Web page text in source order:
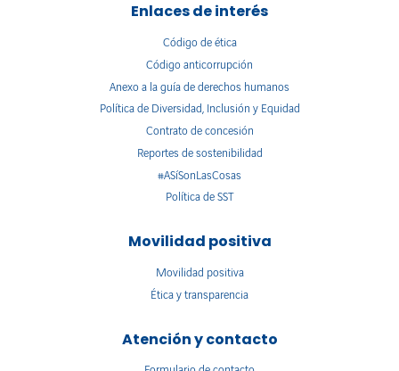
Enlaces de interés
Código de ética
Código anticorrupción
Anexo a la guía de derechos humanos
Política de Diversidad, Inclusión y Equidad
Contrato de concesión
Reportes de sostenibilidad
#ASíSonLasCosas
Política de SST
Movilidad positiva
Movilidad positiva
Ética y transparencia
Atención y contacto